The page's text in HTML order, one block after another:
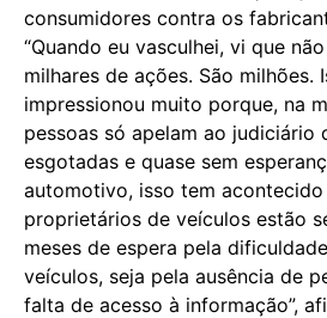
consumidores contra os
“Quando eu vasculhei, vi que
milhares de ações. São milhões.
impressionou muito porque, na
pessoas só apelam ao judiciário
esgotadas e quase sem
automotivo, isso tem
proprietários de veículos estão
meses de espera pela
veículos, seja pela ausência de
falta de acesso à informação”,